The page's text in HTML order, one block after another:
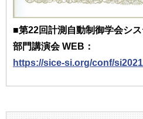
■第22回計測自動制御学会シ
部門講演会 WEB：
https://sice-si.org/conf/